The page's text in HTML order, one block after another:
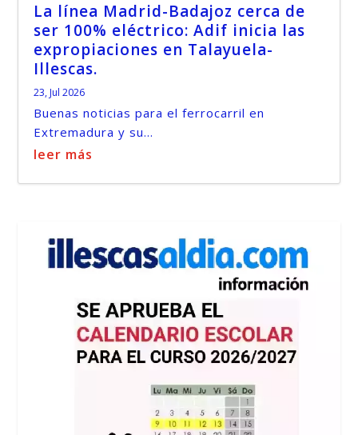
La línea Madrid-Badajoz cerca de
ser 100% eléctrico: Adif inicia las
expropiaciones en Talayuela-
Illescas.
23, Jul 2026
Buenas noticias para el ferrocarril en
Extremadura y su...
leer más